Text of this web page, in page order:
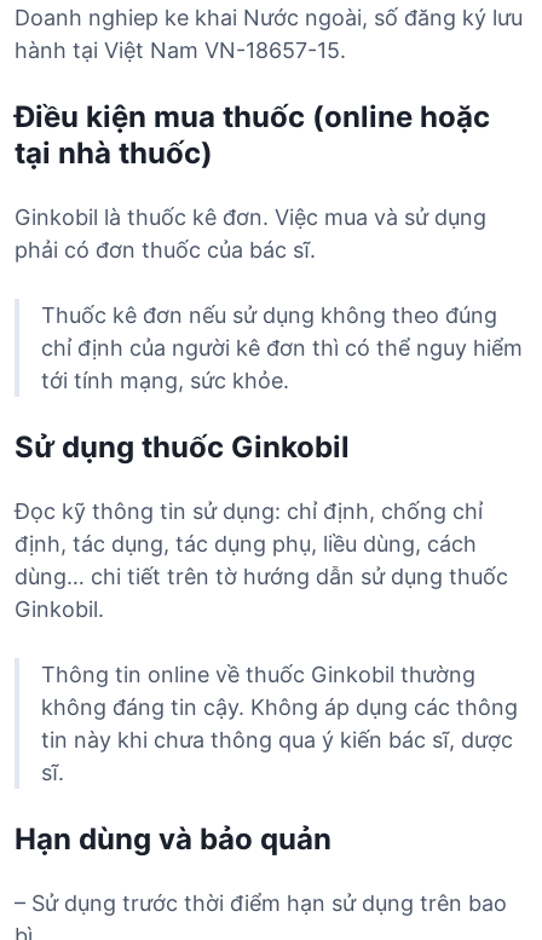
Doanh nghiep ke khai Nước ngoài, số đăng ký lưu
hành tại Việt Nam VN-18657-15.
Điều kiện mua thuốc (online hoặc
tại nhà thuốc)
Ginkobil là thuốc kê đơn. Việc mua và sử dụng
phải có đơn thuốc của bác sĩ.
Thuốc kê đơn nếu sử dụng không theo đúng
chỉ định của người kê đơn thì có thể nguy hiểm
tới tính mạng, sức khỏe.
Sử dụng thuốc Ginkobil
Đọc kỹ thông tin sử dụng: chỉ định, chống chỉ
định, tác dụng, tác dụng phụ, liều dùng, cách
dùng… chi tiết trên tờ hướng dẫn sử dụng thuốc
Ginkobil.
Thông tin online về thuốc Ginkobil thường
không đáng tin cậy. Không áp dụng các thông
tin này khi chưa thông qua ý kiến bác sĩ, dược
sĩ.
Hạn dùng và bảo quản
– Sử dụng trước thời điểm hạn sử dụng trên bao